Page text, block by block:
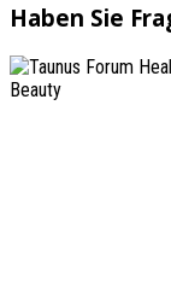
Haben Sie